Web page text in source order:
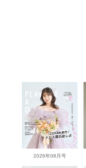
2026年08月号